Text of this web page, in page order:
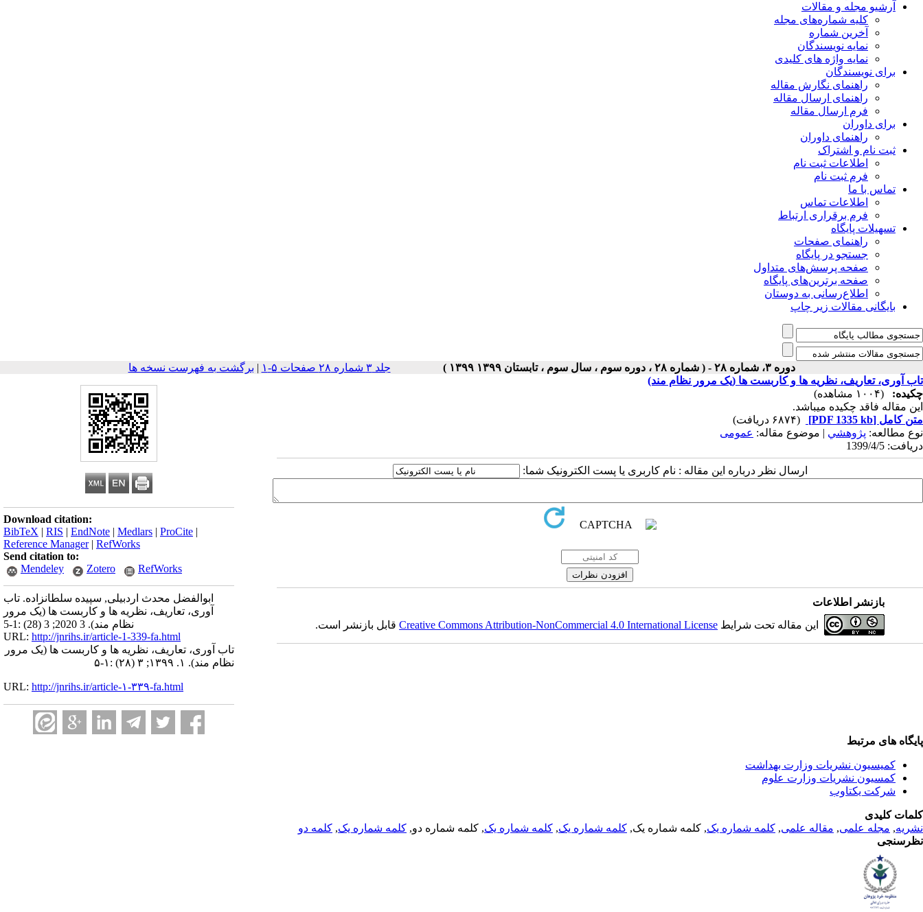
آرشیو مجله و مقالات
کلیه شماره‌های مجله
آخرین شماره
نمایه نویسندگان
نمایه واژه های کلیدی
برای نویسندگان
راهنمای نگارش مقاله
راهنمای ارسال مقاله
فرم ارسال مقاله
برای داوران
راهنمای داوران
ثبت نام و اشتراک
اطلاعات ثبت نام
فرم ثبت نام
تماس با ما
اطلاعات تماس
فرم برقراری ارتباط
تسهیلات پایگاه
راهنمای صفحات
جستجو در پایگاه
صفحه پرسش‌های متداول
صفحه برترین‌های پایگاه
اطلاع‌رسانی به دوستان
بایگانی مقالات زیر چاپ
دوره ۳، شماره ۲۸ - ( شماره ۲۸ ، دوره سوم ، سال سوم ، تابستان ۱۳۹۹ ۱۳۹۹ ) جلد ۳ شماره ۲۸ صفحات ۵-۱ | برگشت به فهرست نسخه ها
Download citation:
BibTeX | RIS | EndNote | Medlars | ProCite |
Reference Manager| RefWorks
Send citation to:
Mendeley
Zotero RefWorks
ابوالفضل محدث اردبیلی, سپیده سلطانزاده. تاب
آوری، تعاریف، نظریه ها و کاربست ها (یک مرور
نظام مند). 3 2020; 3 (28) :1-5
URL: http://jnrihs.ir/article-1-339-fa.html
تاب آوری، تعاریف، نظریه ها و کاربست ها (یک مرور
نظام مند). ۱. ۱۳۹۹; ۳ (۲۸) :۱-۵
URL: http://jnrihs.ir/article-۱-۳۳۹-fa.html
تاب آوری، تعاریف، نظریه ها و کاربست ها (یک مرور نظام مند)
چکیده:
(۱۰۰۴ مشاهده)
این مقاله فاقد چکیده می​باشد.
متن کامل [PDF 1335 kb]
(۶۸۷۴ دریافت)
نوع مطالعه: پژوهشي | موضوع مقاله: عمومى
دریافت: 1399/4/5
ارسال نظر درباره این مقاله : نام کاربری یا پست الکترونیک شما:
بازنشر اطلاعات
این مقاله تحت شرایط Creative Commons Attribution-NonCommercial 4.0 International Licenseقابل بازنشر است.
پایگاه های مرتبط
کمیسیون نشریات وزارت بهداشت
کمسیون نشریات وزارت علوم
شرکت یکتاوب
کلمات کلیدی
نشریه, مجله علمی, مقاله علمی, کلمه شماره یک, کلمه شماره یک, کلمه شماره یک, کلمه شماره یک, کلمه شماره دو, کلمه شماره یک, کلمه دو
نظرسنجی